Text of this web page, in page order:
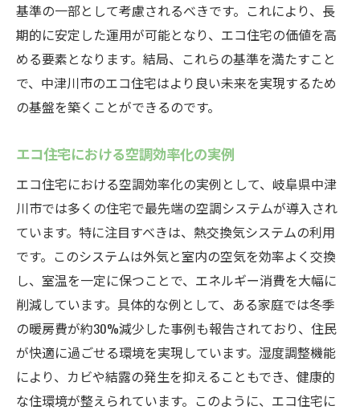
基準の一部として考慮されるべきです。これにより、長
期的に安定した運用が可能となり、エコ住宅の価値を高
める要素となります。結局、これらの基準を満たすこと
で、中津川市のエコ住宅はより良い未来を実現するため
の基盤を築くことができるのです。
エコ住宅における空調効率化の実例
エコ住宅における空調効率化の実例として、岐阜県中津
川市では多くの住宅で最先端の空調システムが導入され
ています。特に注目すべきは、熱交換気システムの利用
です。このシステムは外気と室内の空気を効率よく交換
し、室温を一定に保つことで、エネルギー消費を大幅に
削減しています。具体的な例として、ある家庭では冬季
の暖房費が約30%減少した事例も報告されており、住民
が快適に過ごせる環境を実現しています。湿度調整機能
により、カビや結露の発生を抑えることもでき、健康的
な住環境が整えられています。このように、エコ住宅に